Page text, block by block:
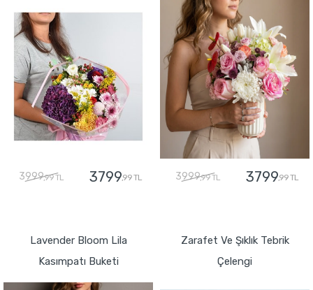
3999,99 TL 3799,99 TL 3999,99 TL 3799,99 TL
Lavender Bloom Lila
Kasımpatı Buketi
Zarafet Ve Şıklık Tebrik
Çelengi